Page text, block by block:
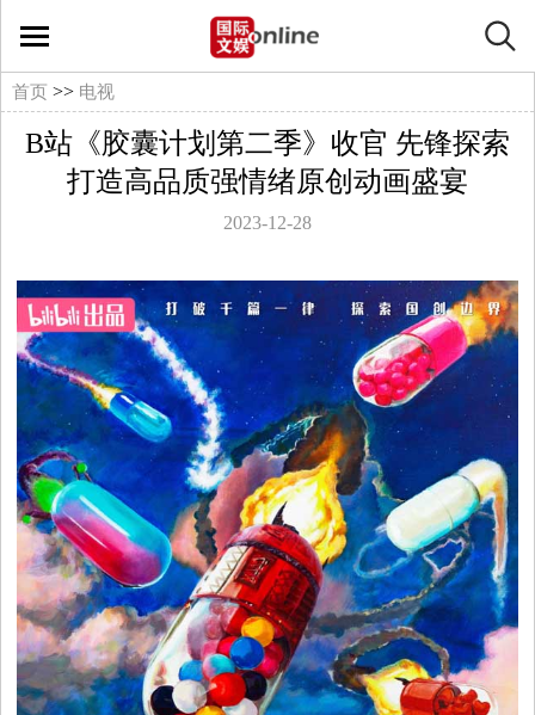
国
际
线
文
娱
影
视
音
乐
首页 >> 电视
B站《胶囊计划第二季》收官 先锋探索
打造高品质强情绪原创动画盛宴
2023-12-28